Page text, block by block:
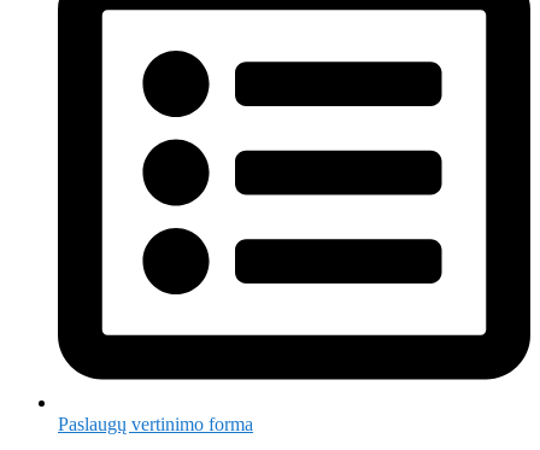
Paslaugų vertinimo forma